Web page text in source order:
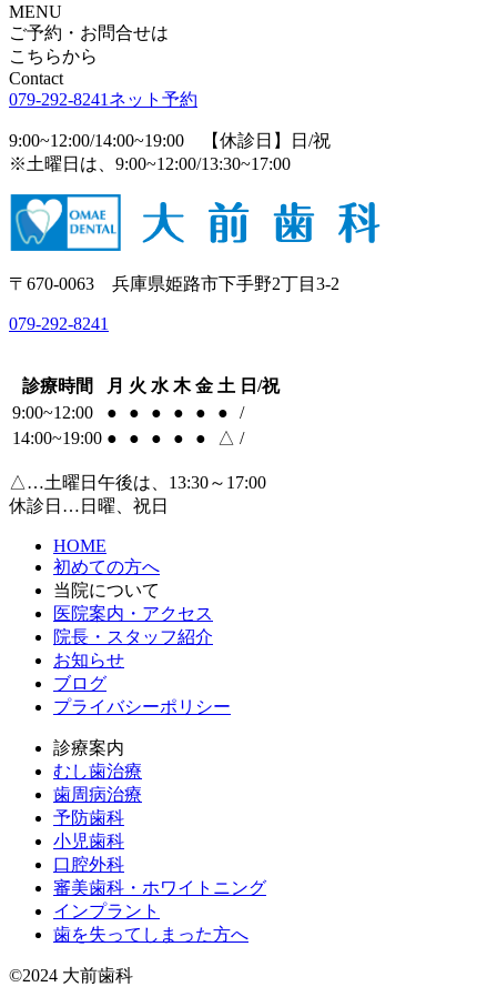
MENU
ご予約・お問合せは
こちらから
Contact
079-292-8241 ネット予約
9:00~12:00/14:00~19:00 【休診日】日/祝
※土曜日は、9:00~12:00/13:30~17:00
〒670-0063 兵庫県姫路市下手野2丁目3-2
079-292-8241
診療時間 月 火 水 木 金 土 日/祝
9:00~12:00
● ● ● ● ● ●
/
14:00~19:00 ● ● ● ● ● △ /
△…土曜日午後は、13:30～17:00
休診日…日曜、祝日
HOME
初めての方へ
当院について
医院案内・アクセス
院長・スタッフ紹介
お知らせ
ブログ
プライバシーポリシー
診療案内
むし歯治療
歯周病治療
予防歯科
小児歯科
口腔外科
審美歯科・ホワイトニング
インプラント
歯を失ってしまった方へ
©2024 大前歯科